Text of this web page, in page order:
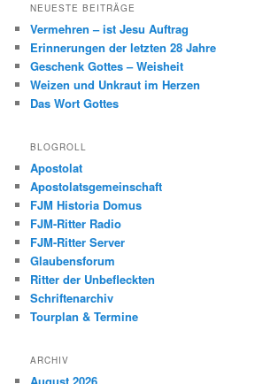
NEUESTE BEITRÄGE
Vermehren – ist Jesu Auftrag
Erinnerungen der letzten 28 Jahre
Geschenk Gottes – Weisheit
Weizen und Unkraut im Herzen
Das Wort Gottes
BLOGROLL
Apostolat
Apostolatsgemeinschaft
FJM Historia Domus
FJM-Ritter Radio
FJM-Ritter Server
Glaubensforum
Ritter der Unbefleckten
Schriftenarchiv
Tourplan & Termine
ARCHIV